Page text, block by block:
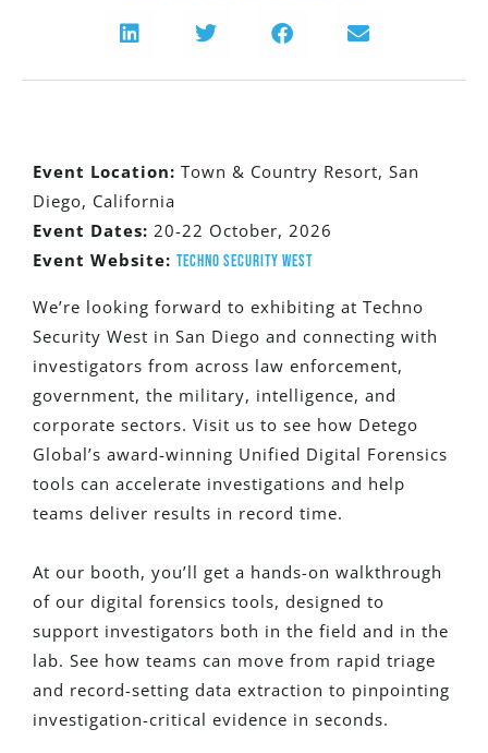
Event Location: Town & Country Resort, San
Diego, California
Event Dates: 20-22 October, 2026
Event Website: Techno Security West
We’re looking forward to exhibiting at Techno
Security West in San Diego and connecting with
investigators from across law enforcement,
government, the military, intelligence, and
corporate sectors. Visit us to see how Detego
Global’s award-winning Unified Digital Forensics
tools can accelerate investigations and help
teams deliver results in record time.
At our booth, you’ll get a hands-on walkthrough
of our digital forensics tools, designed to
support investigators both in the field and in the
lab. See how teams can move from rapid triage
and record-setting data extraction to pinpointing
investigation-critical evidence in seconds.